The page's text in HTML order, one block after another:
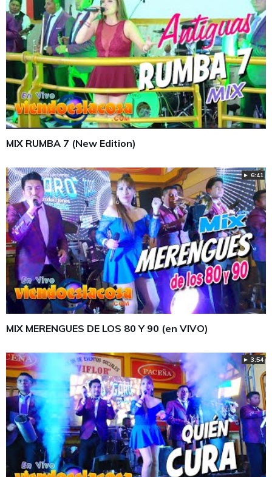
MIX RUMBA 7 (New Edition)
► 6:41
MIX MERENGUES DE LOS 80 Y 90 (en VIVO)
► 3:54